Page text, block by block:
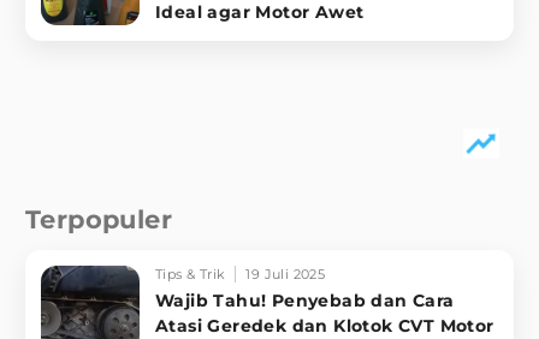
Ideal agar Motor Awet
Terpopuler
Tips & Trik 19 Juli 2025
Wajib Tahu! Penyebab dan Cara
Atasi Geredek dan Klotok CVT Motor